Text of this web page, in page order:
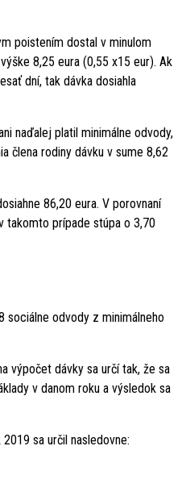
poistením dostal v minulom
8,25 eura (0,55 x15 eur). Ak
dní, tak dávka dosiahla
naďalej platil minimálne odvody,
člena rodiny dávku v sume 8,62
86,20 eura. V porovnaní
takomto prípade stúpa o 3,70
sociálne odvody z minimálneho
výpočet dávky sa určí tak, že sa
v danom roku a výsledok sa
sa určil nasledovne: